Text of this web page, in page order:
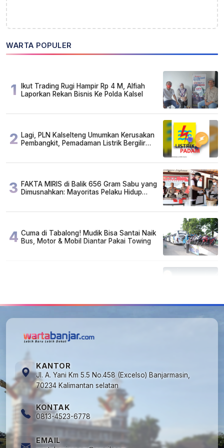
WARTA POPULER
1
Ikut Trading Rugi Hampir Rp 4 M, Alfiah
Laporkan Rekan Bisnis Ke Polda Kalsel
2 Lagi, PLN Kalselteng Umumkan Kerusakan
Pembangkit, Pemadaman Listrik Bergilir
3 FAKTA MIRIS di Balik 656 Gram Sabu yang
Dimusnahkan: Mayoritas Pelaku Hidup
4 Cuma di Tabalong! Mudik Bisa Santai Naik
Bus, Motor & Mobil Diantar Pakai Towing
KANTOR
Jl. A. Yani Km 5.5 No.458 (Excelso) Banjarmasin,
70234 Kalimantan selatan
KONTAK
0813-4523-6778
EMAIL